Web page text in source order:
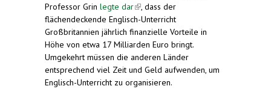
Professor Grin legte dar(link is external)
, dass der
flächendeckende Englisch-Unterricht
Großbritannien jährlich finanzielle Vorteile in
Höhe von etwa 17 Milliarden Euro bringt.
Umgekehrt müssen die anderen Länder
entsprechend viel Zeit und Geld aufwenden, um
Englisch-Unterricht zu organisieren.